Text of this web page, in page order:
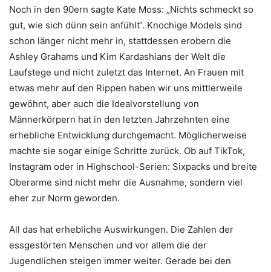
Noch in den 90ern sagte Kate Moss: „Nichts schmeckt so
gut, wie sich dünn sein anfühlt“. Knochige Models sind
schon länger nicht mehr in, stattdessen erobern die
Ashley Grahams und Kim Kardashians der Welt die
Laufstege und nicht zuletzt das Internet. An Frauen mit
etwas mehr auf den Rippen haben wir uns mittlerweile
gewöhnt, aber auch die Idealvorstellung von
Männerkörpern hat in den letzten Jahrzehnten eine
erhebliche Entwicklung durchgemacht. Möglicherweise
machte sie sogar einige Schritte zurück. Ob auf TikTok,
Instagram oder in Highschool-Serien: Sixpacks und breite
Oberarme sind nicht mehr die Ausnahme, sondern viel
eher zur Norm geworden.
All das hat erhebliche Auswirkungen. Die Zahlen der
essgestörten Menschen und vor allem die der
Jugendlichen steigen immer weiter. Gerade bei den